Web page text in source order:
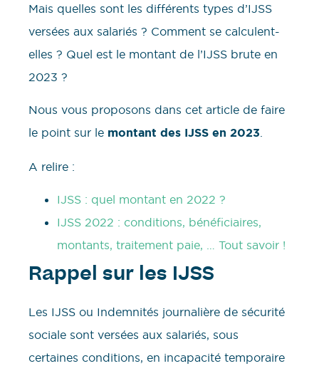
Mais quelles sont les différents types d’IJSS
versées aux salariés ? Comment se calculent-
elles ? Quel est le montant de l’IJSS brute en
2023 ?
Nous vous proposons dans cet article de faire
le point sur le montant des IJSS en 2023.
A relire :
IJSS : quel montant en 2022 ?
IJSS 2022 : conditions, bénéficiaires,
montants, traitement paie, … Tout savoir !
Rappel sur les IJSS
Les IJSS ou Indemnités journalière de sécurité
sociale sont versées aux salariés, sous
certaines conditions, en incapacité temporaire